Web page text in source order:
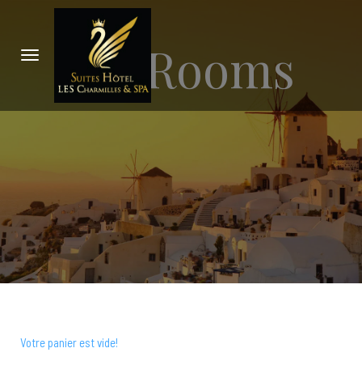
My Rooms
Votre panier est vide!